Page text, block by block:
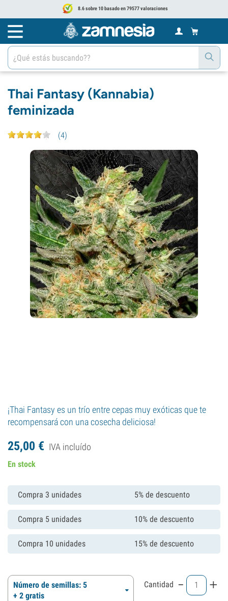
8.6 sobre 10 basado en 79577 valoraciones
Thai Fantasy (Kannabia)
feminizada
(4)
¡Thai Fantasy es un trío entre cepas muy exóticas que te
recompensará con una cosecha deliciosa!
25,00 € IVA incluído
En stock
Compra 3 unidades 5% de descuento
Compra 5 unidades 10% de descuento
Compra 10 unidades 15% de descuento
Número de semillas: 5
+ 2 gratis
Cantidad - +